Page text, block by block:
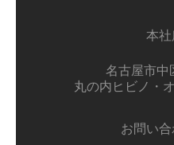
本
名古屋市中
丸の内ヒビノ・
お問い